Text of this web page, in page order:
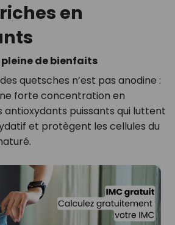
en
pleine de bienfaits
quetsches n’est pas anodine :
forte concentration en
antioxydants puissants qui luttent
et protègent les cellules du